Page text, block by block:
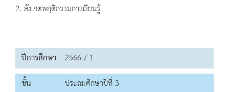
2. สังเกตพฤติกรรมการเรียนรู้
ปีการศึกษา 2566 / 1
ชั้น
ประถมศึกษาปีที่ 3